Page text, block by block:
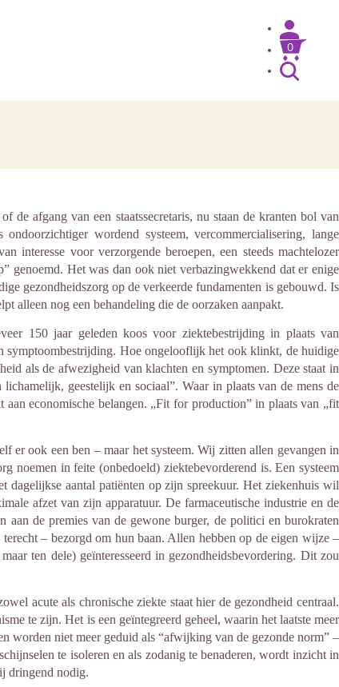
0
de afgang van een staatssecretaris, nu staan de kranten bol van
wordend systeem, vercommercialisering, lange
interesse voor verzorgende beroepen, een steeds machtelozer
genoemd. Het was dan ook niet verbazingwekkend dat er enige
gezondheidszorg op de verkeerde fundamenten is gebouwd. Is
alleen nog een behandeling die de oorzaken aanpakt.
150 jaar geleden koos voor ziektebestrijding in plaats van
symptoombestrijding. Hoe ongelooflijk het ook klinkt, de huidige
als de afwezigheid van klachten en symptomen. Deze staat in
geestelijk en sociaal”. Waar in plaats van de mens de
economische belangen. „Fit for production” in plaats van „fit
er ook een ben – maar het systeem. Wij zitten allen gevangen in
in feite (onbedoeld) ziektebevorderend is. Een systeem
aantal patiënten op zijn spreekuur. Het ziekenhuis wil
afzet van zijn apparatuur. De farmaceutische industrie en de
aan de premies van de gewone burger, de politici en burokraten
– bezorgd om hun baan. Allen hebben op de eigen wijze –
ten dele) geïnteresseerd in gezondheidsbevordering. Dit zou
acute als chronische ziekte staat hier de gezondheid centraal.
te zijn. Het is een geïntegreerd geheel, waarin het laatste meer
worden niet meer geduid als “afwijking van de gezonde norm” –
te isoleren en als zodanig te benaderen, wordt inzicht in
dringend nodig.